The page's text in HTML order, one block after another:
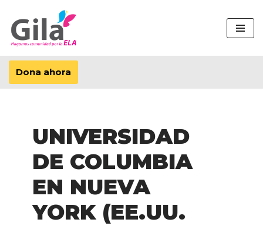
Saltar
al
contenido
Dona ahora
UNIVERSIDAD
DE COLUMBIA
EN NUEVA
YORK (EE.UU.